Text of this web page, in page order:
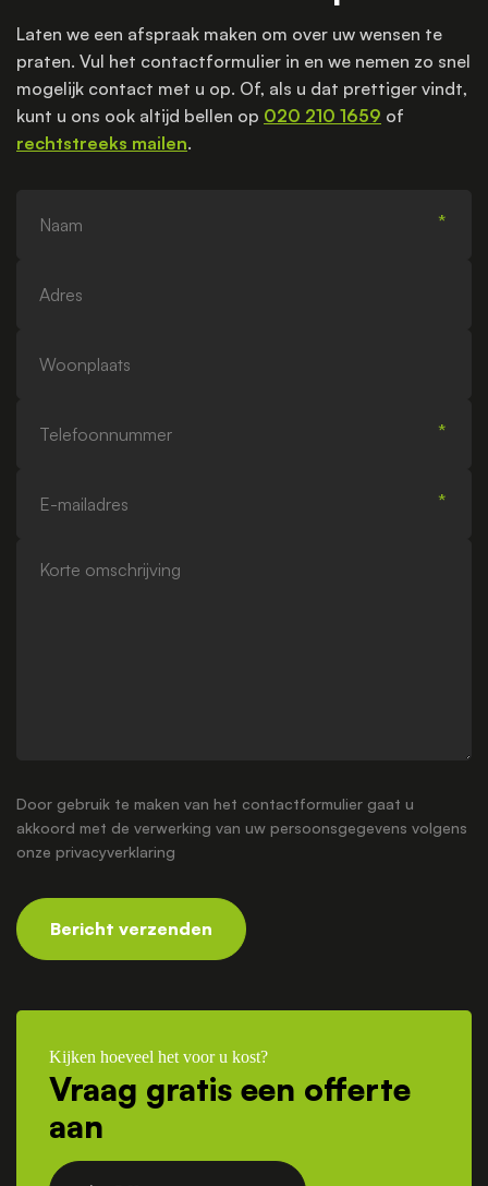
Laten we een afspraak maken om over uw wensen te
praten. Vul het contactformulier in en we nemen zo snel
mogelijk contact met u op. Of, als u dat prettiger vindt,
kunt u ons ook altijd bellen op 020 210 1659 of
rechtstreeks mailen.
mailadres
omschrijving
Door gebruik te maken van het contactformulier gaat u
akkoord met de verwerking van uw persoonsgegevens volgens
onze privacyverklaring
Bericht verzenden
Kijken hoeveel het voor u kost?
Vraag gratis een offerte
aan